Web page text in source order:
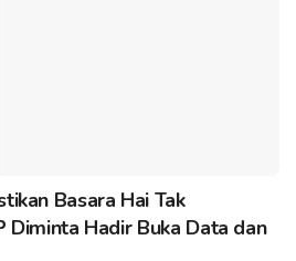
Basara Hai Tak
Diminta Hadir Buka Data dan